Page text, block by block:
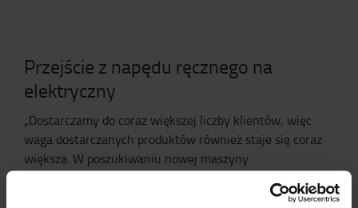
Przejście z napędu ręcznego na
elektryczny
„Dostarczamy do coraz większej liczby klientów, więc
waga dostarczanych produktów również staje się coraz
większa. W poszukiwaniu nowej maszyny
zdecydowaliśmy się skorzystać z usług firmy Toyota